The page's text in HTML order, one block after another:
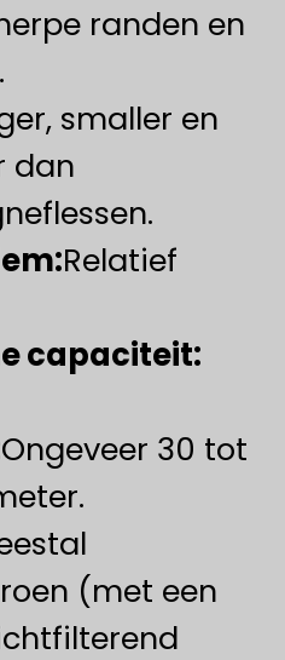
randen en
smaller en
dan
Relatief
capaciteit:
Ongeveer 30 tot
(met een